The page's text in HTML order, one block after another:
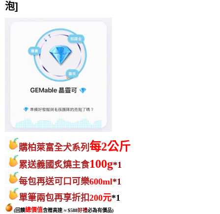
泡]
購柏萊富全犬系列 每2公斤
累送義國 炙燒主食100g*1
每包再送可 口可樂600ml*1
單筆兩包再享折扣200元*1
(回饋總價值含贈高達 ≈ $588好禮必為有價品)